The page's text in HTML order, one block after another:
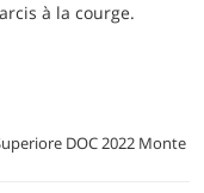
à la courge.
DOC 2022 Monte